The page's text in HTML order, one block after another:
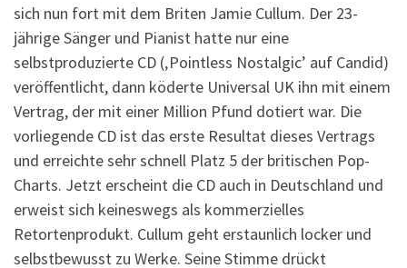
sich nun fort mit dem Briten Jamie Cullum. Der 23-
jährige Sänger und Pianist hatte nur eine
selbstproduzierte CD (‚Pointless Nostalgic’ auf Candid)
veröffentlicht, dann köderte Universal UK ihn mit einem
Vertrag, der mit einer Million Pfund dotiert war. Die
vorliegende CD ist das erste Resultat dieses Vertrags
und erreichte sehr schnell Platz 5 der britischen Pop-
Charts. Jetzt erscheint die CD auch in Deutschland und
erweist sich keineswegs als kommerzielles
Retortenprodukt. Cullum geht erstaunlich locker und
selbstbewusst zu Werke. Seine Stimme drückt